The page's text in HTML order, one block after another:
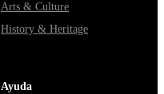
Arts & Culture
History & Heritage
Ayuda